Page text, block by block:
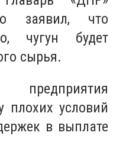
заявил, что
чугун будет
сырья.
плохих условий
в выплате